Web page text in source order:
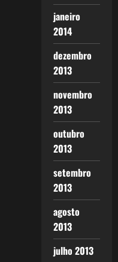
janeiro
2014
dezembro
2013
novembro
2013
outubro
2013
setembro
2013
agosto
2013
julho 2013